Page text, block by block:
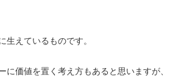
生えているものです。
価値を置く考え方もあると思いますが、